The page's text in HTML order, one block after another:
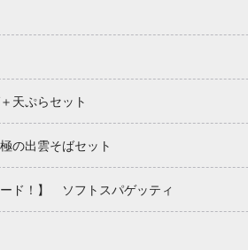
天ぷらセット
の出雲そばセット
ード！】 ソフトスパゲッティ